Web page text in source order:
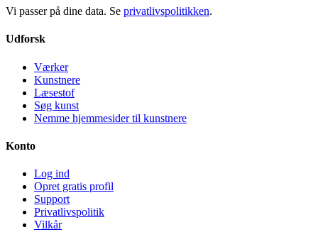
Vi passer på dine data. Se privatlivspolitikken.
Udforsk
Værker
Kunstnere
Læsestof
Søg kunst
Nemme hjemmesider til kunstnere
Konto
Log ind
Opret gratis profil
Support
Privatlivspolitik
Vilkår